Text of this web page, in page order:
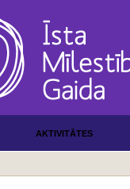
AKTIVITĀTES